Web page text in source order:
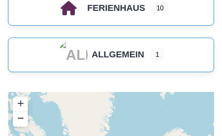
FERIENHAUS 10
ALLGEMEIN 1
+
−